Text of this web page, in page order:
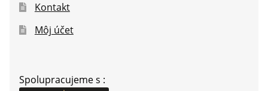
Kontakt
Môj účet
Spolupracujeme s :